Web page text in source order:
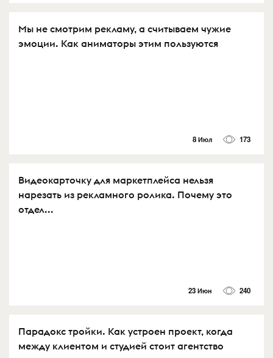
Мы не смотрим рекламу, а считываем чужие
эмоции. Как аниматоры этим пользуются
8 Июл 173
Видеокарточку для маркетплейса нельзя
нарезать из рекламного ролика. Почему это
отдел...
23 Июн 240
Парадокс тройки. Как устроен проект, когда
между клиентом и студией стоит агентство